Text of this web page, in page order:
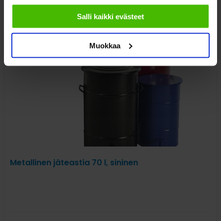
sallimiisi evästeisiin.
Salli kaikki evästeet
Muokkaa
Katso myös nämä
Metallinen jäteastia 70 l, sininen